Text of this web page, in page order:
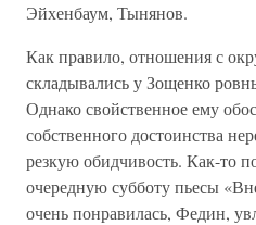
Эйхенбаум, Тынянов.
Как правило, отношения с
складывались у Зощенко
Однако свойственное ему
собственного достоинства
резкую обидчивость. Как-то
очередную субботу пьесы
очень понравилась, Федин,